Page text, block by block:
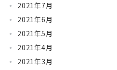
2021年7月
2021年6月
2021年5月
2021年4月
2021年3月